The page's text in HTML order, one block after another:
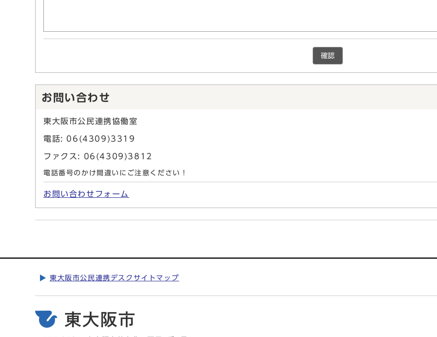
確認
お問い合わせ
東大阪市公民連携協働室
電話: 06(4309)3319
ファクス: 06(4309)3812
電話番号のかけ間違いにご注意ください！
お問い合わせフォーム
東大阪市公民連携デスクサイトマップ